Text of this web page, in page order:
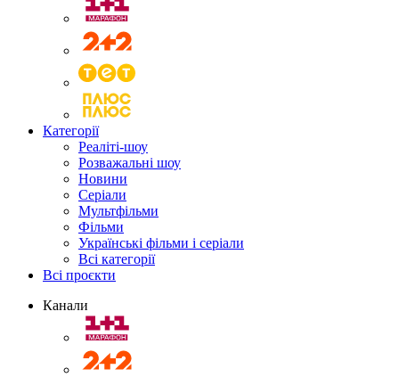
Категорії
Реаліті-шоу
Розважальні шоу
Новини
Серіали
Мультфільми
Фільми
Українські фільми і серіали
Всі категорії
Всі проєкти
Канали